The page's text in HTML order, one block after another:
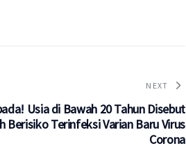
NEXT
Usia di Bawah 20 Tahun Disebut
Berisiko Terinfeksi Varian Baru Virus
Corona